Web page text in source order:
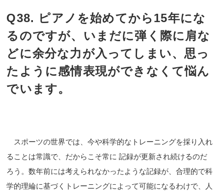
Q38. ピアノを始めてから15年にな
るのですが、いまだに弾く際に肩な
どに余分な力が入ってしまい、思っ
たように感情表現ができなくて悩ん
でいます。
スポーツの世界では、今や科学的なトレーニングを採り入れ
ることは常識で、だからこそ常に 記録が更新され続けるのだ
ろう。数年前には考えられなかったような記録が、合理的で科
学的理綸に基づくトレーニングによって可能になるわけで、人